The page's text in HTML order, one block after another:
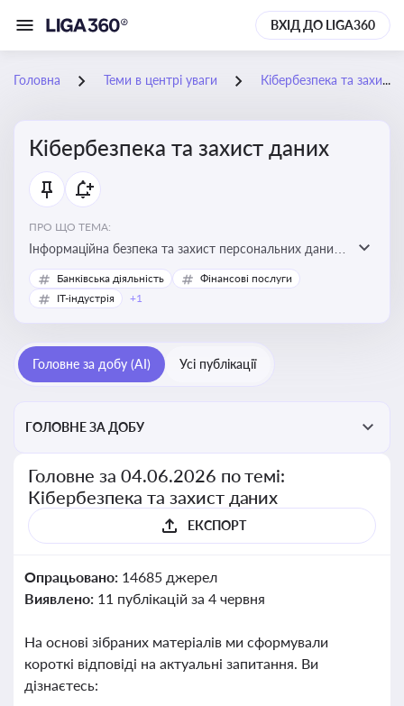
ВХІД ДО LIGA360
Головна Теми в центрі уваги Кібербезпека та захист даних
Кібербезпека та захист даних
ПРО ЩО ТЕМА:
Інформаційна безпека та захист персональних даних
на підприємстві
Банківська діяльність
Фінансові послуги
IT-індустрія
+1
Головне за добу (AI) Усі публікації
ГОЛОВНЕ ЗА ДОБУ
Головне за 04.06.2026 по темі:
Кібербезпека та захист даних
ЕКСПОРТ
Опрацьовано: 14685 джерел
Виявлено: 11 публікацій за 4 червня
На основі зібраних матеріалів ми сформували
короткі відповіді на актуальні запитання. Ви
дізнаєтесь: